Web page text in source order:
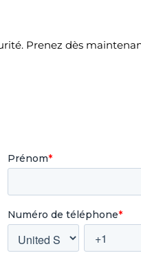
Prenez dès